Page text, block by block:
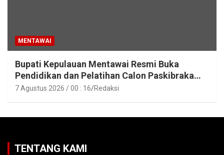
MENTAWAI
Bupati Kepulauan Mentawai Resmi Buka
Pendidikan dan Pelatihan Calon Paskibraka
Tahun 2026
7 Agustus 2026 / 00 : 16 Redaksi
TENTANG KAMI